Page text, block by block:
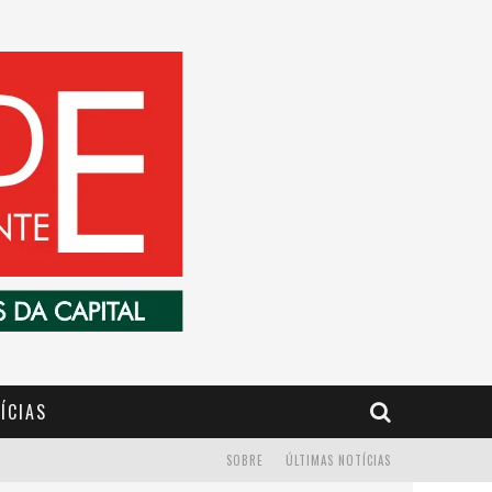
ÚLTIMAS NOTÍCIAS
SOBRE